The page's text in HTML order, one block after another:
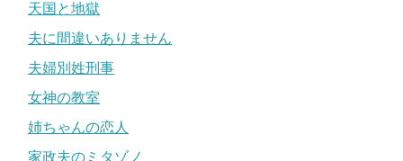
天国と地獄
夫に間違いありません
夫婦別姓刑事
女神の教室
姉ちゃんの恋人
家政夫のミタゾノ